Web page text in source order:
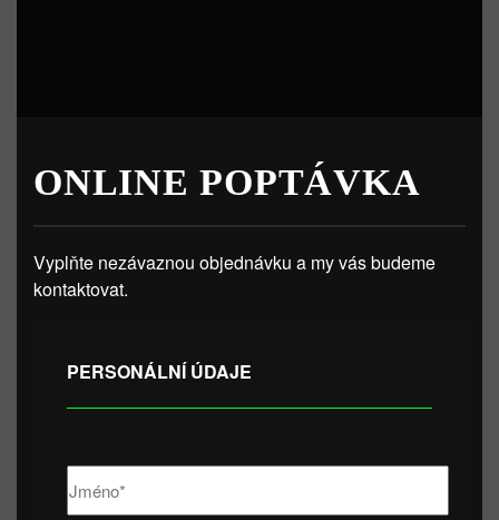
ONLINE POPTÁVKA
Vyplňte nezávaznou objednávku a my vás budeme
kontaktovat.
PERSONÁLNÍ ÚDAJE